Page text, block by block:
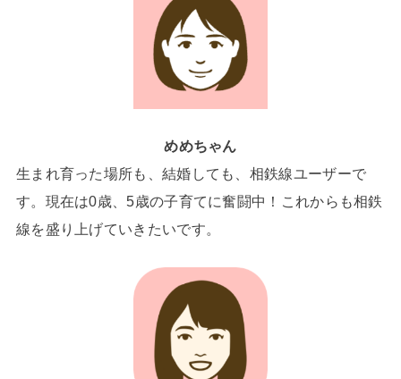
めめちゃん
生まれ育った場所も、結婚しても、相鉄線ユーザーで
す。現在は0歳、5歳の子育てに奮闘中！これからも相鉄
線を盛り上げていきたいです。